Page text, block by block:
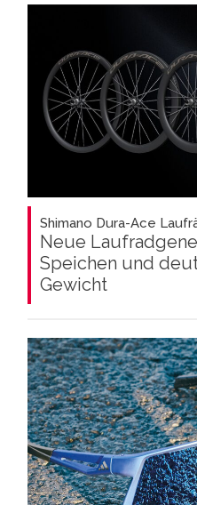
Shimano Dura-Ace
Neue
Speichen und
Gewicht